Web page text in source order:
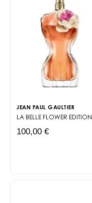
JEAN PAUL GAULTIER
LA BELLE FLOWER EDITION
100,00 €